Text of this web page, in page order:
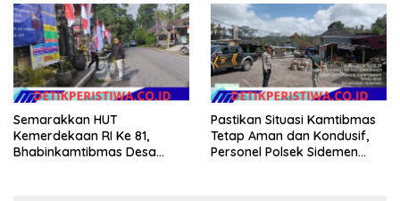
Tangerang Tahun 2026
Semarakkan HUT
Kemerdekaan RI Ke 81,
Bhabinkamtibmas Desa
Pastikan Situasi Kamtibmas
Tetap Aman dan Kondusif,
Personel Polsek Sidemen